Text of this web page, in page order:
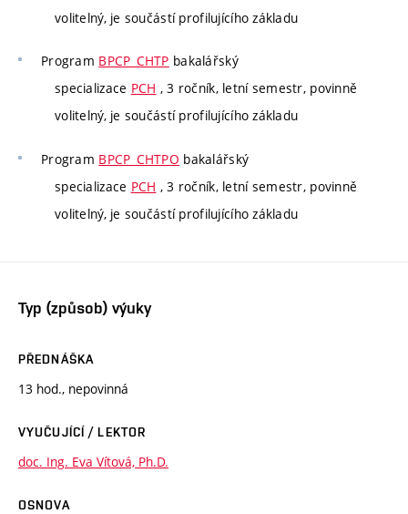
volitelný, je součástí profilujícího základu
Program BPCP_CHTP bakalářský
specializace PCH , 3 ročník, letní semestr, povinně
volitelný, je součástí profilujícího základu
Program BPCP_CHTPO bakalářský
specializace PCH , 3 ročník, letní semestr, povinně
volitelný, je součástí profilujícího základu
Typ (způsob) výuky
PŘEDNÁŠKA
13 hod., nepovinná
VYUČUJÍCÍ / LEKTOR
doc. Ing. Eva Vítová, Ph.D.
OSNOVA